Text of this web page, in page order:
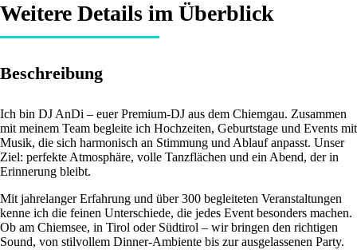
Weitere Details im Überblick
Beschreibung
Ich bin DJ AnDi – euer Premium-DJ aus dem Chiemgau. Zusammen
mit meinem Team begleite ich Hochzeiten, Geburtstage und Events mit
Musik, die sich harmonisch an Stimmung und Ablauf anpasst. Unser
Ziel: perfekte Atmosphäre, volle Tanzflächen und ein Abend, der in
Erinnerung bleibt.
Mit jahrelanger Erfahrung und über 300 begleiteten Veranstaltungen
kenne ich die feinen Unterschiede, die jedes Event besonders machen.
Ob am Chiemsee, in Tirol oder Südtirol – wir bringen den richtigen
Sound, von stilvollem Dinner-Ambiente bis zur ausgelassenen Party.